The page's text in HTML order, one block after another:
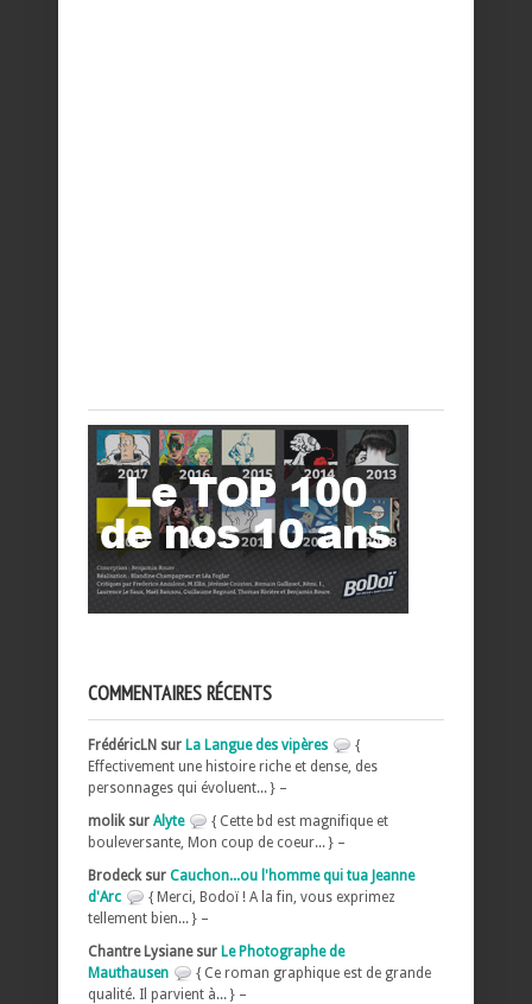
COMMENTAIRES RÉCENTS
FrédéricLN sur La Langue des vipères
{
Effectivement une histoire riche et dense, des
personnages qui évoluent... } –
molik sur Alyte
{ Cette bd est magnifique et
bouleversante, Mon coup de coeur... } –
Brodeck sur Cauchon...ou l'homme qui tua Jeanne
d'Arc
{ Merci, Bodoï ! A la fin, vous exprimez
tellement bien... } –
Chantre Lysiane sur Le Photographe de
Mauthausen
{ Ce roman graphique est de grande
qualité. Il parvient à... } –